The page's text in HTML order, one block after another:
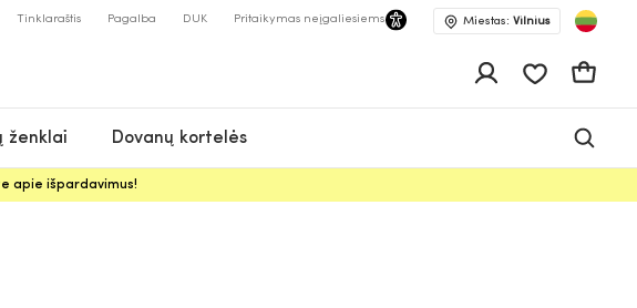
Tinklaraštis Pagalba DUK Pritaikymas neįgaliesiems Miestas: Vilnius
Pageidavimų
ženklai Dovanų kortelės
apie išpardavimus!